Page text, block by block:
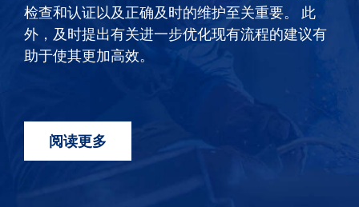
检查和认证以及正确及时的维护至关重要。 此
外，及时提出有关进一步优化现有流程的建议有
助于使其更加高效。
阅读更多